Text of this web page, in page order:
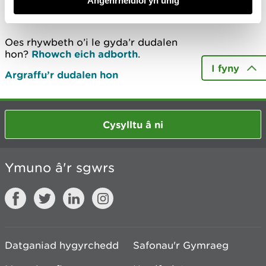
Diweddarwyd ddiwethaf 13 Mai 2020
Oes rhywbeth o’i le gyda’r dudalen
hon? Rhowch eich adborth.
Argraffu’r dudalen hon
I fyny
Cysylltu â ni
Ymuno â'r sgwrs
Datganiad hygyrchedd
Safonau'r Gymraeg